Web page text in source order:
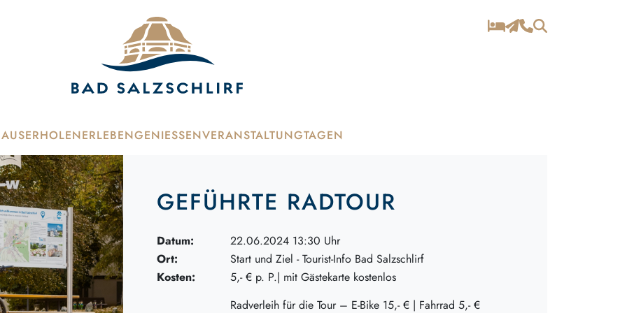
ERHOLENERLEBENGENIESSEN VERANSTALTUNGTAGEN
GEFÜHRTE RADTOUR
Datum:
22.06.2024 13:30 Uhr
Ort:
Start und Ziel - Tourist-Info Bad Salzschlirf
Kosten:
5,- € p. P.| mit Gästekarte kostenlos
Radverleih für die Tour – E-Bike 15,- € | Fahrrad 5,- €